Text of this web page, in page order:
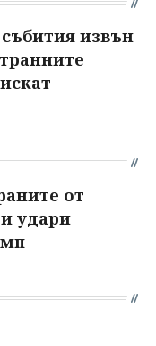
извън
от
удари